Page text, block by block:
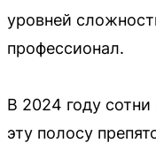
уровней
профессионал.
В 2024 году
эту полосу